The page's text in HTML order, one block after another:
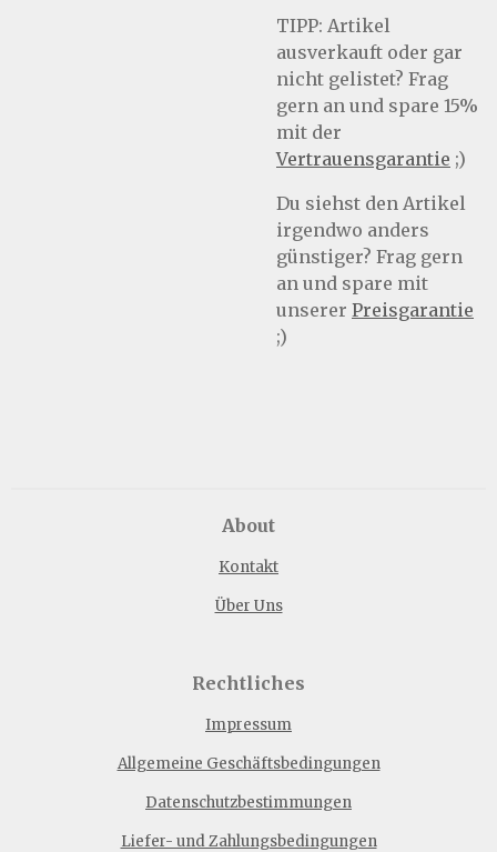
TIPP: Artikel
ausverkauft oder gar
nicht gelistet? Frag
gern an und spare 15%
mit der
Vertrauensgarantie ;)
Du siehst den Artikel
irgendwo anders
günstiger? Frag gern
an und spare mit
unserer Preisgarantie
;)
About
Kontakt
Über Uns
Rechtliches
Impressum
Allgemeine Geschäftsbedingungen
Datenschutzbestimmungen
Liefer- und Zahlungsbedingungen